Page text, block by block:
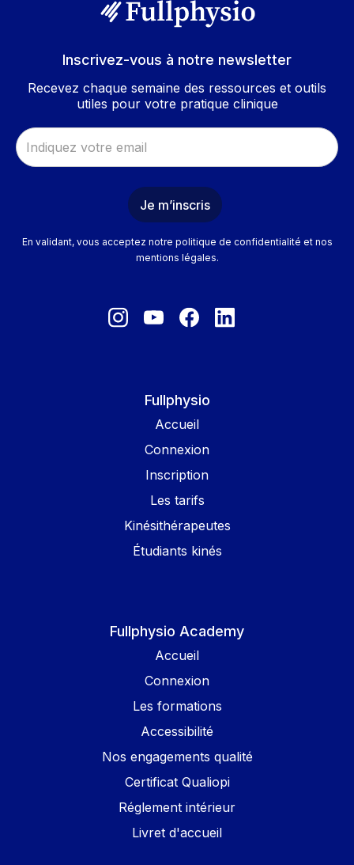
Inscrivez-vous à notre newsletter
Recevez chaque semaine des ressources et outils
utiles pour votre pratique clinique
En validant, vous acceptez notre politique de confidentialité et nos
mentions légales.
Fullphysio
Accueil
Connexion
Inscription
Les tarifs
Kinésithérapeutes
Étudiants kinés
Fullphysio Academy
Accueil
Connexion
Les formations
Accessibilité
Nos engagements qualité
Certificat Qualiopi
Réglement intérieur
Livret d'accueil